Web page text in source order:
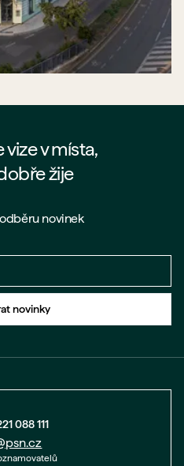
v místa,
žije
novinek
novinky
088 111